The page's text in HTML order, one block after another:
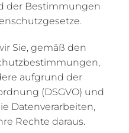
der Bestimmungen
Sie, gemäß den
aufgrund der
(DSGVO) und
Datenverarbeiten,
Rechte daraus.